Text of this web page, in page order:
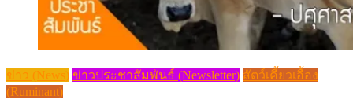
ข่าว (News) ข่าวประชาสัมพันธ์ (Newsletter) สัตว์เคี้ยวเอื้อง
(Ruminant)